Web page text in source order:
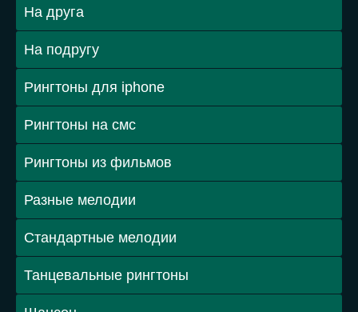
На друга
На подругу
Рингтоны для iphone
Рингтоны на смс
Рингтоны из фильмов
Разные мелодии
Стандартные мелодии
Танцевальные рингтоны